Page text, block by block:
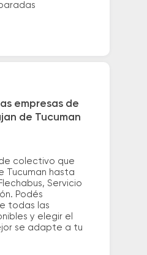
empresas de
de Tucuman
colectivo que
Tucuman hasta
Servicio
Podés
todas las
y elegir el
se adapte a tu